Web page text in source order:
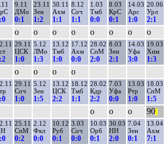
9.11
ДМо
0:1
23.11
Зен
1:2
30.11
Ахм
1:1
8.12
Соч
1:1
1.03
Тмб
0:0
8.03
КрС
0:1
14.03
Арс
1:0
20.06
Урл
2:1
о о о о о о о о
29.11
ЦСК
1:0
5.12
ЛМо
1:3
13.12
Тмб
1:0
17.12
Ахм
0:0
28.02
СпМ
2:0
8.03
Зен
2:1
14.03
Уфа
3:0
19.03
Хим
1:3
о о о о
29.11
Соч
1:0
5.12
Зен
1:5
13.12
ЦСК
2:2
18.12
Тмб
1:1
28.02
Кдр
2:2
7.03
Уфа
0:0
13.03
Ртр
1:0
18.03
СпМ
1:5
о о о 90||
25.11
СпМ
0:2
2.12
Фкл
0:0
10.12
Руб
0:1
3.03
Соч
0:0
10.03
Орб
0:1
30.03
НН
2:0
7.04
Зен
0:1
13.04
Ахм
7:1